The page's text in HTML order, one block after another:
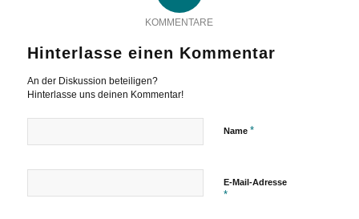
KOMMENTARE
Hinterlasse einen Kommentar
An der Diskussion beteiligen?
Hinterlasse uns deinen Kommentar!
Name *
E-Mail-Adresse
*